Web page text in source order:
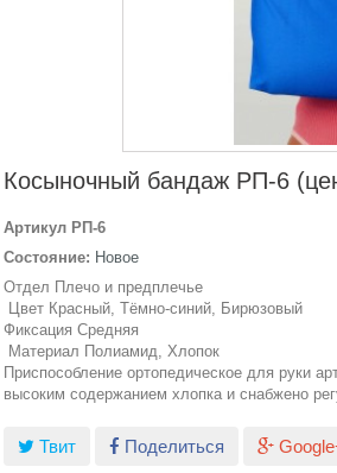
Косыночный бандаж РП-6
Артикул РП-6
Состояние: Новое
Отдел Плечо и предплечье
Цвет Красный, Тёмно-синий, Бирюзовый
Фиксация Средняя
Материал Полиамид, Хлопок
Приспособление ортопедическое для руки
высоким содержанием хлопка и снабжено
Твит Поделиться